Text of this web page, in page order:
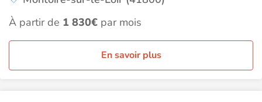
À partir de 1 830€ par mois
En savoir plus